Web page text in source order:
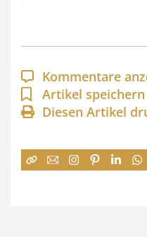
p
a
n
n
:
Kommentare
Artikel speichern
Diesen Artikel